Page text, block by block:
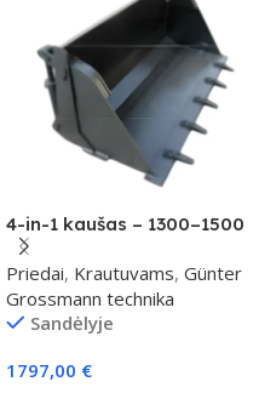
4-in-1 kaušas – 1300–1500
kg klasei
Priedai, Krautuvams, Günter
Grossmann technika
Sandėlyje
1797,00 €